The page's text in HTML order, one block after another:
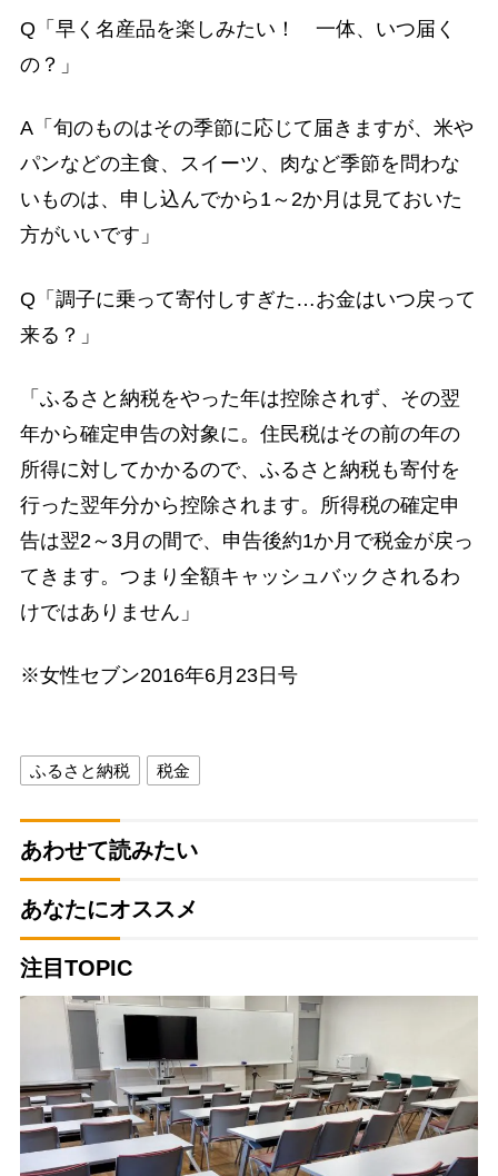
Q「早く名産品を楽しみたい！ 一体、いつ届く
の？」
A「旬のものはその季節に応じて届きますが、米や
パンなどの主食、スイーツ、肉など季節を問わな
いものは、申し込んでから1～2か月は見ておいた
方がいいです」
Q「調子に乗って寄付しすぎた…お金はいつ戻って
来る？」
「ふるさと納税をやった年は控除されず、その翌
年から確定申告の対象に。住民税はその前の年の
所得に対してかかるので、ふるさと納税も寄付を
行った翌年分から控除されます。所得税の確定申
告は翌2～3月の間で、申告後約1か月で税金が戻っ
てきます。つまり全額キャッシュバックされるわ
けではありません」
※女性セブン2016年6月23日号
ふるさと納税 税金
あわせて読みたい
あなたにオススメ
注目TOPIC